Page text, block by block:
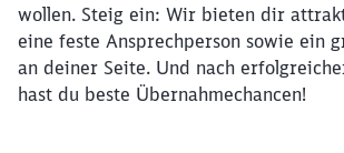
wollen. Steig ein: Wir bieten dir
eine feste Ansprechperson sowie ein
an deiner Seite. Und nach
hast du beste Übernahmechancen!